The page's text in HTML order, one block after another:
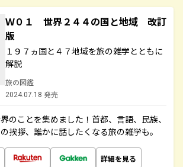
Ｗ０１ 世界２４４の国と地域 改訂
版
１９７ヵ国と４７地域を旅の雑学とともに
解説
旅の図鑑
2024.07.18 発売
のことを集めました！首都、言語、民族、
挨拶、誰かに話したくなる旅の雑学も。
詳細を見る